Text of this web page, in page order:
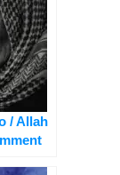
/ Allah